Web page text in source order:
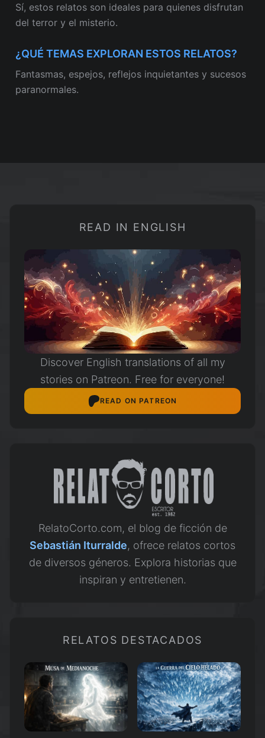
Sí, estos relatos son ideales para quienes disfrutan
del terror y el misterio.
¿QUÉ TEMAS EXPLORAN ESTOS RELATOS?
Fantasmas, espejos, reflejos inquietantes y sucesos
paranormales.
READ IN ENGLISH
Discover English translations of all my
stories on Patreon. Free for everyone!
READ ON PATREON
RelatoCorto.com, el blog de ficción de
Sebastián Iturralde, ofrece relatos cortos
de diversos géneros. Explora historias que
inspiran y entretienen.
RELATOS DESTACADOS